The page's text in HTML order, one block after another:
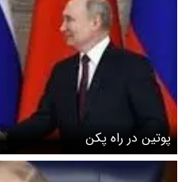
پوتین در راه پکن